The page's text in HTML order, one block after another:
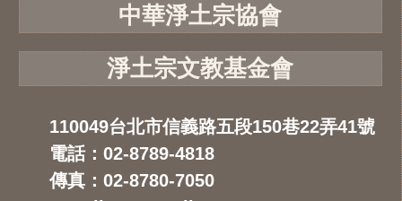
中華淨土宗協會
淨土宗文教基金會
110049台北市信義路五段150巷22弄41號
電話：02-8789-4818
傳真：02-8780-7050